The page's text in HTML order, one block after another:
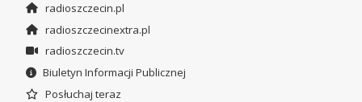
radioszczecin.pl
radioszczecinextra.pl
radioszczecin.tv
Biuletyn Informacji Publicznej
Posłuchaj teraz